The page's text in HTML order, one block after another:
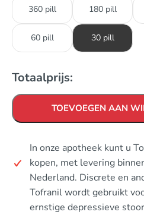
360 pill 180 pill
60 pill 30 pill
Totaalprijs:
TOEVOEGEN AAN
In onze apotheek kunt u
kopen, met levering
Nederland. Discrete en
Tofranil wordt gebruikt
ernstige depressieve